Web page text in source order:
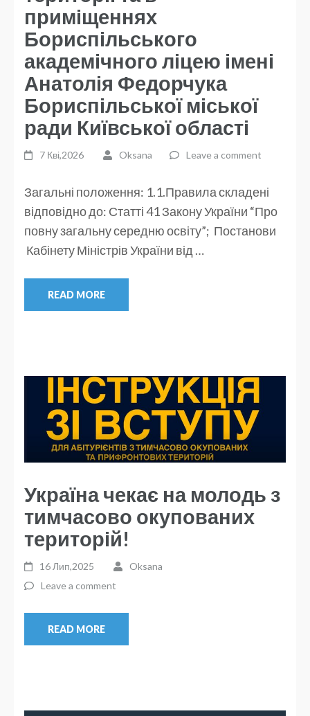
приміщеннях
Бориспільського
академічного ліцею імені
Анатолія Федорчука
Бориспільської міської
ради Київської області
7 Кві,2026 Oksana Leave a comment
Загальні положення: 1.1.Правила складені
відповідно до: Статті 41 Закону України “Про
повну загальну середню освіту”; Постанови
Кабінету Міністрів України від …
READ MORE
Україна чекає на молодь з
тимчасово окупованих
територій!
16 Лип,2025
Oksana
Leave a comment
READ MORE